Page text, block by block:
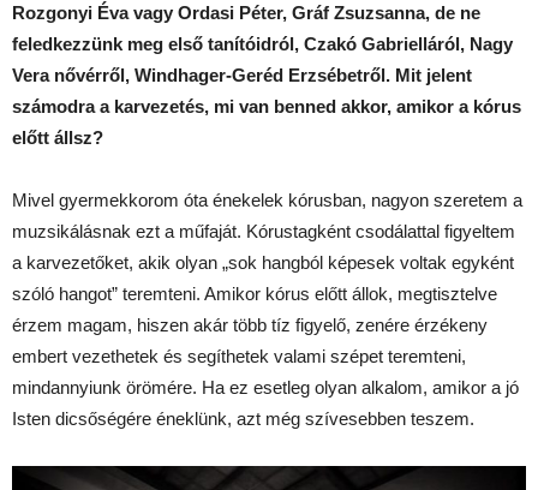
Rozgonyi Éva vagy Ordasi Péter, Gráf Zsuzsanna, de ne
feledkezzünk meg első tanítóidról, Czakó Gabrielláról, Nagy
Vera nővérről, Windhager-Geréd Erzsébetről. Mit jelent
számodra a karvezetés, mi van benned akkor, amikor a kórus
előtt állsz?
Mivel gyermekkorom óta énekelek kórusban, nagyon szeretem a
muzsikálásnak ezt a műfaját. Kórustagként csodálattal figyeltem
a karvezetőket, akik olyan „sok hangból képesek voltak egyként
szóló hangot” teremteni. Amikor kórus előtt állok, megtisztelve
érzem magam, hiszen akár több tíz figyelő, zenére érzékeny
embert vezethetek és segíthetek valami szépet teremteni,
mindannyiunk örömére. Ha ez esetleg olyan alkalom, amikor a jó
Isten dicsőségére éneklünk, azt még szívesebben teszem.